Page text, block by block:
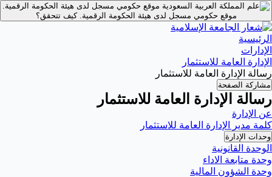
موقع حكومي مسجل لدى هيئة الحكومة الرقمية.
موقع حكومي مسجل لدى هيئة الحكومة الرقمية.كيف تتحقق؟
الرئيسية
الإدارات
الإدارة العامة للاستثمار
رسالة الإدارة العامة للاستثمار
مشاركة الصفحة
رسالة الإدارة العامة للاستثمار
عن الإدارة
كلمة مدير الإدارة العامة للاستثمار
وحدات الإدارة
الوحدة القانونية
وحدة متابعة الاداء
وحدة الشؤون المالية